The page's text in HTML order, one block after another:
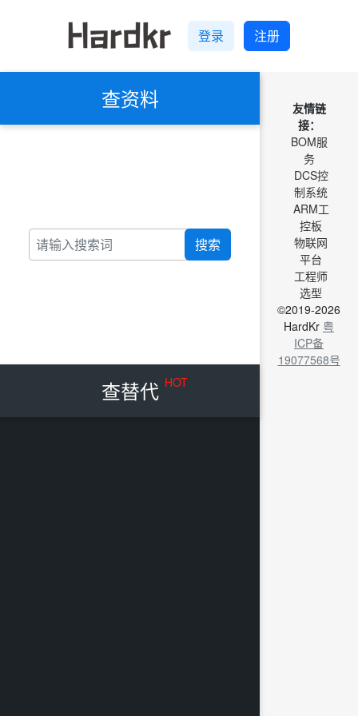
登录 注册
查资料
搜索
查替代 HOT
友情链
接：
BOM服
务
DCS控
制系统
ARM工
控板
物联网
平台
工程师
选型
©2019-2026
HardKr 粤
ICP备
19077568号